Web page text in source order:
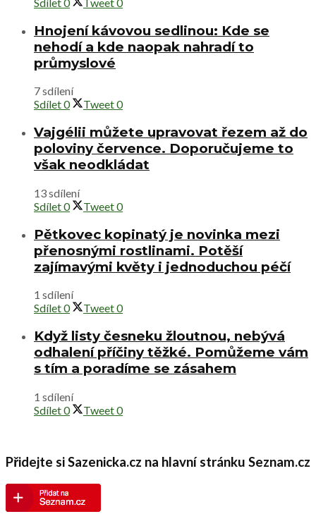
Hnojení kávovou sedlinou: Kde se
nehodí a kde naopak nahradí to
průmyslové
7 sdílení
Sdílet0 Tweet0
Vajgélii můžete upravovat řezem až do
poloviny července. Doporučujeme to
však neodkládat
13 sdílení
Sdílet0 Tweet0
Pětkovec kopinatý je novinka mezi
přenosnými rostlinami. Potěší
zajímavými květy i jednoduchou péčí
1 sdílení
Sdílet0 Tweet0
Když listy česneku žloutnou, nebývá
odhalení příčiny těžké. Pomůžeme vám
s tím a poradíme se zásahem
1 sdílení
Sdílet0 Tweet0
Přidejte si Sazenicka.cz na hlavní stránku Seznam.cz